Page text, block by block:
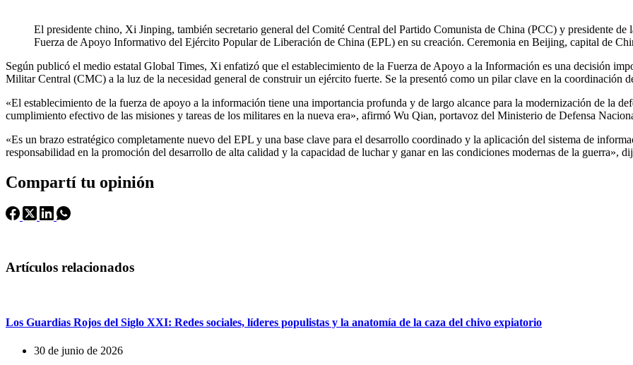
El presidente chino, Xi Jinping, también secretario general del Comité Central del Partido Comunista de China (PCC) y presidente
Fuerza de Apoyo Informativo del Ejército Popular de Liberación de China (EPL) en su creación. Ceremonia en Beijing, capital de
Según publicó el medio estatal Global Times, Xi enfatizó que el establecimiento de la Fuerza de Apoyo a la Información es una decisión
Militar Central (CMC) a la luz de la necesidad general de construir un ejército fuerte. Se la presentó como un pilar clave en la coordinación
«El establecimiento de la fuerza de apoyo a la información tiene una importancia profunda y de largo alcance para la modernización de la
cumplimiento efectivo de las misiones y tareas de los militares en la nueva era», afirmó Wu Qian, portavoz del Ministerio de Defensa
«Es un brazo estratégico completamente nuevo del EPL y una base clave para el desarrollo coordinado y la aplicación del sistema de
responsabilidad en la promoción del desarrollo de alta calidad y la capacidad de luchar y ganar en las condiciones modernas de la guerra»,
Compartí tu opinión
Artículos relacionados
Los Guardias Rojos del Siglo XXI: Redes sociales, líderes populistas y la anatomía de la caza del chivo expiatorio
30 de junio de 2026